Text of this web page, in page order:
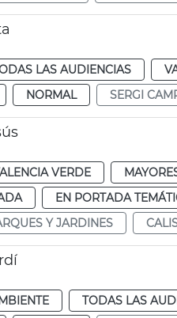
LAS AUDIENCIAS
NORMAL SERGI
VERDE
EN PORTADA
Y JARDINES
TODAS LAS